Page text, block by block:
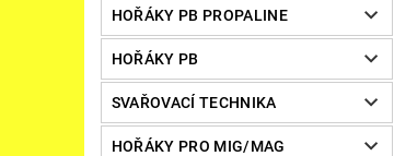
HOŘÁKY PB PROPALINE
HOŘÁKY PB
SVAŘOVACÍ TECHNIKA
HOŘÁKY PRO MIG/MAG